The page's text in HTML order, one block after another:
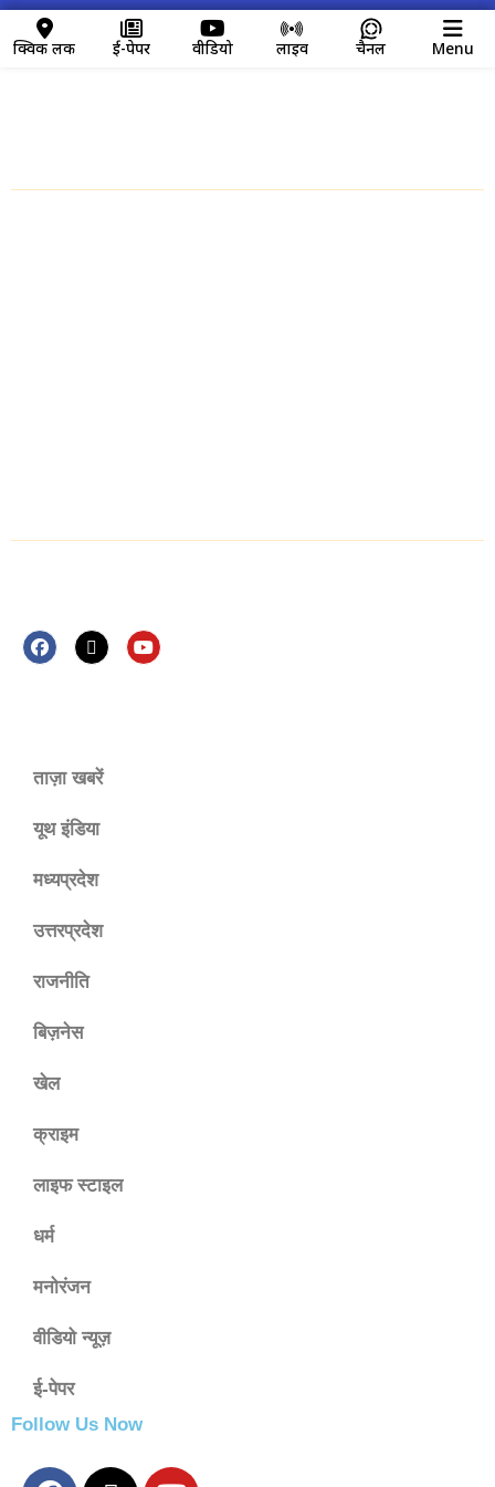
क्विक लिंक ई-पेपर वीडियो लाइव चैनल Menu
ताज़ा खबरें
यूथ इंडिया
मध्यप्रदेश
उत्तरप्रदेश
राजनीति
बिज़नेस
खेल
क्राइम
लाइफ स्टाइल
धर्म
मनोरंजन
वीडियो न्यूज़
ई-पेपर
Follow Us Now